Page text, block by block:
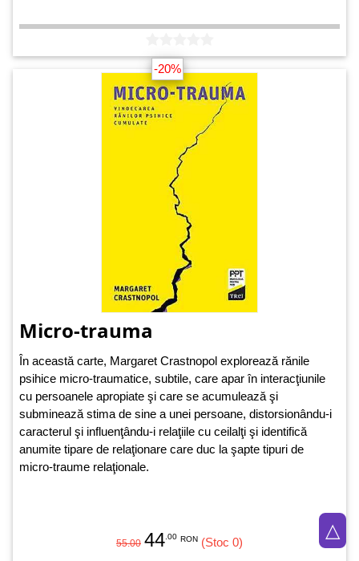
-20%
Micro-trauma
În această carte, Margaret Crastnopol explorează rănile
psihice micro-traumatice, subtile, care apar în interacţiunile
cu persoanele apropiate şi care se acumulează şi
subminează stima de sine a unei persoane, distorsionându-i
caracterul şi influenţându-i relaţiile cu ceilalţi şi identifică
anumite tipare de relaţionare care duc la şapte tipuri de
micro-traume relaţionale.
55.00 44 .00 RON (Stoc 0)
△